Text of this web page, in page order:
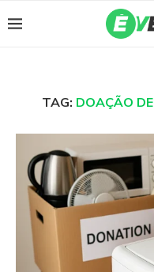
TAG: DOAÇÃO